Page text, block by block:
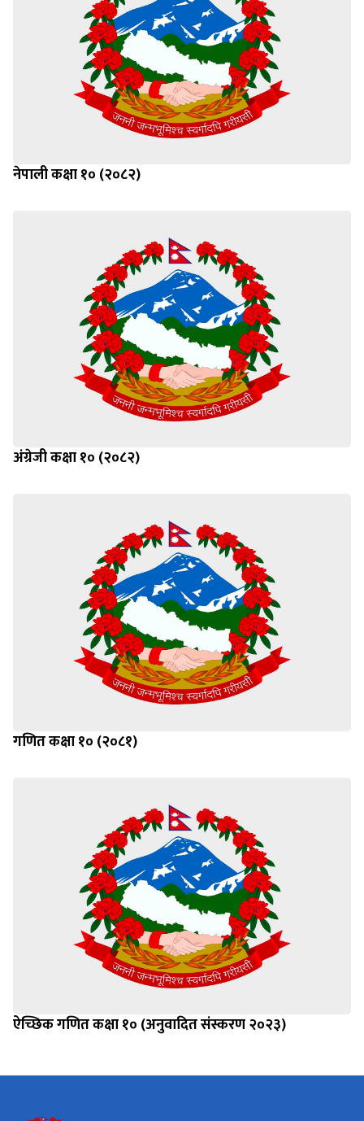
नेपाली कक्षा १० (२०८२)
अंग्रेजी कक्षा १० (२०८२)
गणित कक्षा १० (२०८१)
ऐच्छिक गणित कक्षा १० (अनुवादित संस्करण २०२३)